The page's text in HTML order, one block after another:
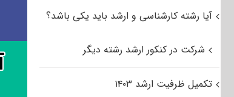
آیا رشته کارشناسی و ارشد باید یکی باشد؟
شرکت در کنکور ارشد رشته دیگر
تکمیل ظرفیت ارشد ۱۴۰۳